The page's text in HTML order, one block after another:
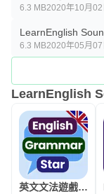
6.3 MB2020年10月02
LearnEnglish
6.3 MB2020年05月07
LearnEnglish
英文文法遊戲: 快速學習(Grammar Star)